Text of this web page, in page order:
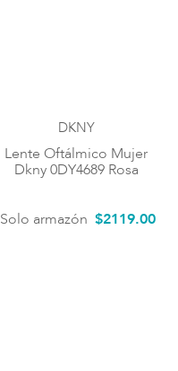
DKNY
Lente Oftálmico Mujer
Dkny 0DY4689 Rosa
Solo armazón $2119.00